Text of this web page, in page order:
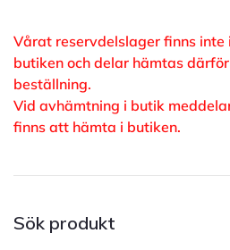
Vårat reservdelslager finns inte
butiken och delar hämtas
beställning.
Vid avhämtning i butik
finns att hämta i butiken.
Sök produkt